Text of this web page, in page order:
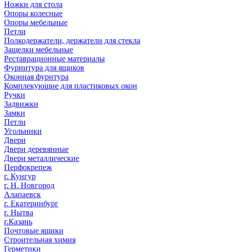
Ножки для стола
Опоры колесные
Опоры мебельные
Петли
Полкодержатели, держатели для стекла
Защелки мебельные
Реставрационные материалы
Фурнитура для ящиков
Оконная фурнтура
Комплекующие для пластиковых окон
Ручки
Задвижки
Замки
Петли
Угольники
Двери
Двери деревянные
Двери металлические
Перфокрепеж
г. Кунгур
г. Н. Новгород
Алапаевск
г. Екатеринбург
г. Нытва
г.Казань
Почтовые ящики
Строительная химия
Герметики